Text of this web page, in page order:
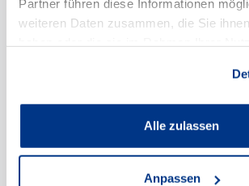
Partner führen diese Informationen
weiteren Daten zusammen, die Sie
Alle zulassen
Anpassen
BMW X1 xDrive23d Steptronic